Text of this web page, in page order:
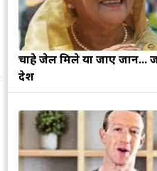
चाहे जेल मिले या जाए जान...
देश